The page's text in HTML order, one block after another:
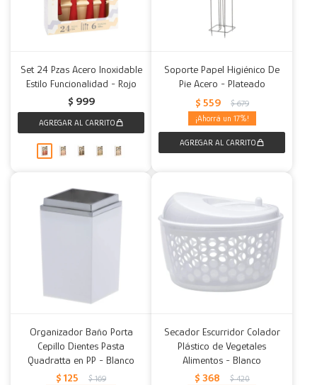
Set 24 Pzas Acero Inoxidable
Estilo Funcionalidad - Rojo
$ 999
Soporte Papel Higiénico De
Pie Acero - Plateado
$ 559 $ 679
17
Organizador Baño Porta
Cepillo Dientes Pasta
Quadratta en PP - Blanco
$ 125 $ 169
Secador Escurridor Colador
Plástico de Vegetales
Alimentos - Blanco
$ 368 $ 420